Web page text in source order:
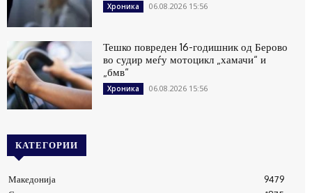
Хроника 06.08.2026 15:56
Тешко повреден 16-годишник од Берово
во судир меѓу мотоцикл „хамачи“ и
„бмв“
Хроника 06.08.2026 15:56
КАТЕГОРИИ
Македонија
9479